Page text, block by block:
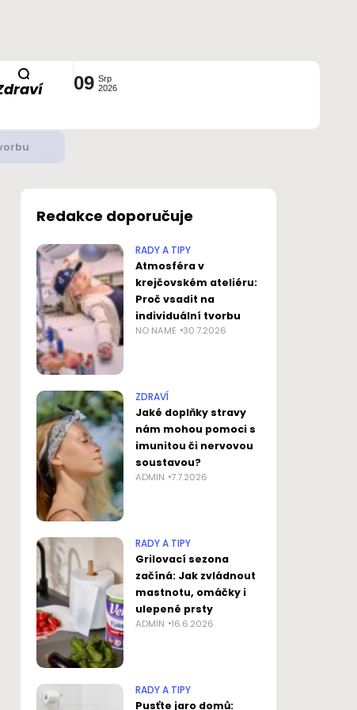
09 Srp
2026
Redakce doporučuje
RADY A TIPY
Atmosféra v
krejčovském ateliéru:
Proč vsadit na
individuální tvorbu
NO NAME 30.7.2026
ZDRAVÍ
Jaké doplňky stravy
nám mohou pomoci s
imunitou či nervovou
soustavou?
ADMIN 7.7.2026
RADY A TIPY
Grilovací sezona
začíná: Jak zvládnout
mastnotu, omáčky i
ulepené prsty
ADMIN 16.6.2026
RADY A TIPY
Pusťte jaro domů: